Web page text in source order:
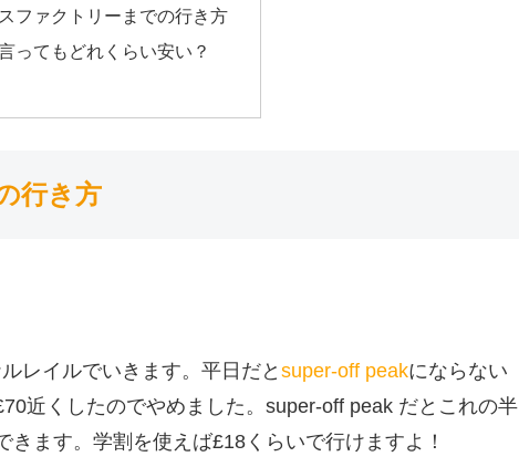
ファクトリーまでの行き方
ってもどれくらい安い？
行き方
レイルでいきます。平日だと super-off peakにならない
近くしたのでやめました。super-off peak だとこれの半
ます。 学割を使えば£18 くらいで行けますよ！